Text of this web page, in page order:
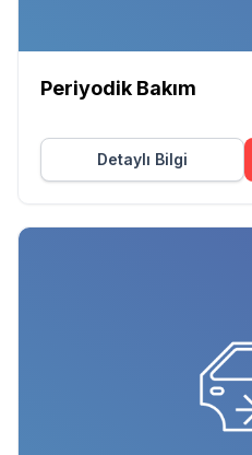
Periyodik Bakım
Detaylı Bilgi